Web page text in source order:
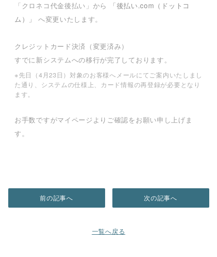
「クロネコ代金後払い」から
「後払い.com（ドットコ
ム）」
へ変更いたします。
クレジットカード決済（変更済み）
すでに新システムへの移行が完了しております。
※先日（4月23日）対象のお客様へメールにてご案内いたしまし
た通り、システムの仕様上、カード情報の再登録が必要となり
ます。
お手数ですがマイページよりご確認をお願い申し上げま
す。
前の記事へ
一覧へ戻る
次の記事へ